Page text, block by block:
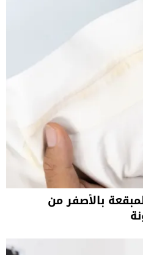
بالأصفر من